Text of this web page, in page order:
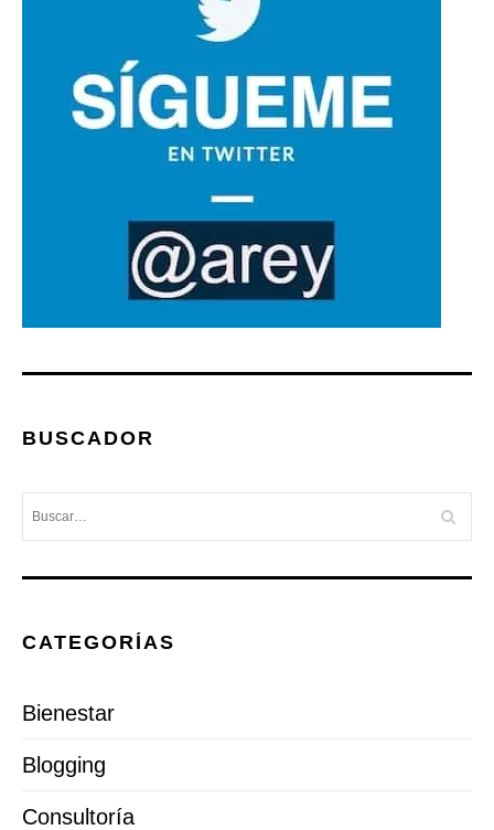
BUSCADOR
CATEGORÍAS
Bienestar
Blogging
Consultoría